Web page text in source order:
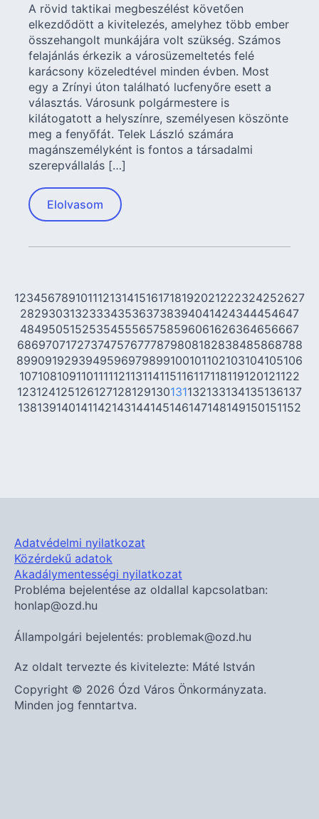
A rövid taktikai megbeszélést követően
elkezdődött a kivitelezés, amelyhez több ember
összehangolt munkájára volt szükség. Számos
felajánlás érkezik a városüzemeltetés felé
karácsony közeledtével minden évben. Most
egy a Zrínyi úton található lucfenyőre esett a
választás. Városunk polgármestere is
kilátogatott a helyszínre, személyesen köszönte
meg a fenyőfát. Telek László számára
magánszemélyként is fontos a társadalmi
szerepvállalás […]
Elolvasom
123456789101112131415161718192021222324252627
2829303132333435363738394041424344454647
4849505152535455565758596061626364656667
686970717273747576777879808182838485868788
8990919293949596979899100101102103104105106
107108109110111112113114115116117118119120121122
123124125126127128129130131132133134135136137
138139140141142143144145146147148149150151152
Adatvédelmi nyilatkozat
Közérdekű adatok
Akadálymentességi nyilatkozat
Probléma bejelentése az oldallal kapcsolatban:
honlap@ozd.hu
Állampolgári bejelentés: problemak@ozd.hu
Az oldalt tervezte és kivitelezte: Máté István
Copyright © 2026 Ózd Város Önkormányzata.
Minden jog fenntartva.